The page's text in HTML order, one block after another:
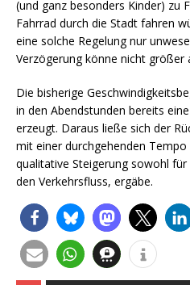
(und ganz besonders Kinder) zu
Fahrrad durch die Stadt fahren
eine solche Regelung nur
Verzögerung könne nicht größer
Die bisherige
in den Abendstunden bereits
erzeugt. Daraus ließe sich der
mit einer durchgehenden
qualitative Steigerung sowohl
den Verkehrsfluss, ergäbe.